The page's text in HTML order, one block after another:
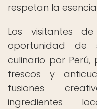
respetan la
Los visitantes
oportunidad de
culinario por
frescos y
fusiones
ingredientes